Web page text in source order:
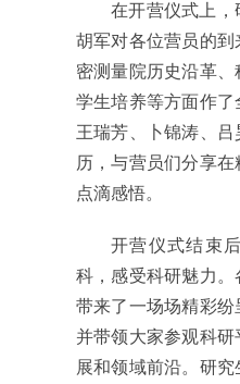
在开营仪式上，
胡军对各位营员的
密测量院历史沿革、
学生培养等方面作
王瑞芳、卜锦涛、
历，与营员们分享
点滴感悟。
开营仪式结束
科，感受科研魅力。
带来了一场场精彩纷
并带领大家参观科
展和领域前沿。研